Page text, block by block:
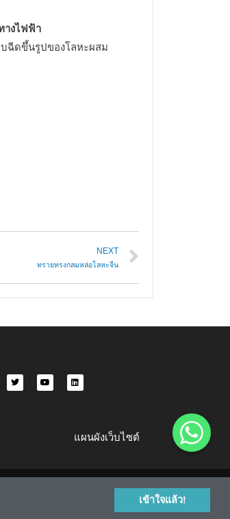
เข้าใจแล้ว!
างไฟฟ้า
ฉีดขึ้นรูปของโลหะผสม
NEXT
ทรายทรงกลมหล่อโลหะจีน
แผนผังเว็บไซต์